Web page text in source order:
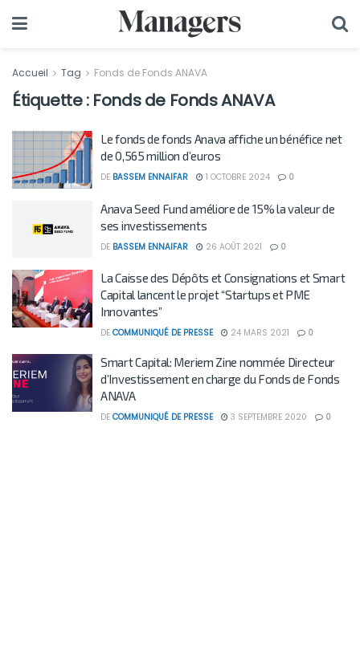
Accueil Tag Fonds de Fonds ANAVA
Étiquette : Fonds de Fonds ANAVA
Le fonds de fonds Anava affiche un bénéfice net
de 0,565 million d’euros
DE BASSEM ENNAIFAR 1 OCTOBRE 2024 0
Anava Seed Fund améliore de 15% la valeur de
ses investissements
DE BASSEM ENNAIFAR 26 AOÛT 2021 0
La Caisse des Dépôts et Consignations et Smart
Capital lancent le projet “Startups et PME
Innovantes”
DE COMMUNIQUÉ DE PRESSE 24 MARS 2021 0
Smart Capital: Meriem Zine nommée Directeur
d’Investissement en charge du Fonds de Fonds
ANAVA
DE COMMUNIQUÉ DE PRESSE 3 SEPTEMBRE 2020 0